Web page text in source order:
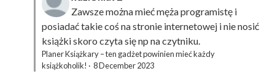
Zawsze można mieć męża programistę i
posiadać takie coś na stronie internetowej i nie nosić
książki skoro czyta się np na czytniku.
Planer Książkary – ten gadżet powinien mieć każdy
książkoholik! · 8 December 2023